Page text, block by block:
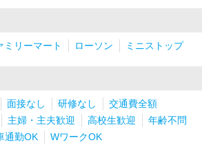
ミリーマート ローソン ミニストップ
面接なし 研修なし
交通費全額
主婦・主夫歓迎 高校生歓迎
年齢不問
通勤OK WワークOK